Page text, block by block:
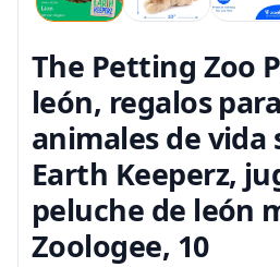
The Petting Zoo
león, regalos
animales de vida
Earth Keeperz,
peluche de león
Zoologee, 10